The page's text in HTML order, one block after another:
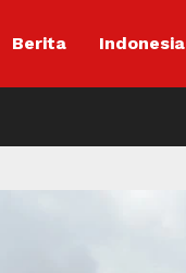
Berita Indonesia